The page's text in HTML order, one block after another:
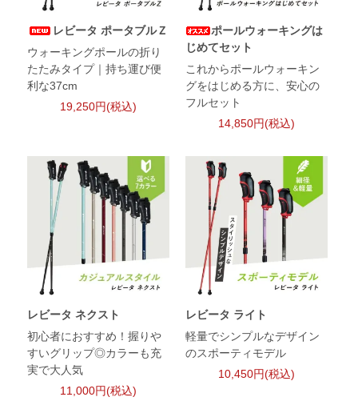
レビータ ポータブルＺ
ウォーキングポールの折り
たたみタイプ｜持ち運び便
利な37cm
19,250円(税込)
ポールウォーキングは
じめてセット
これからポールウォーキン
グをはじめる方に、安心の
フルセット
14,850円(税込)
レビータ ネクスト
初心者におすすめ！握りや
すいグリップ◎カラーも充
実で大人気
11,000円(税込)
レビータ ライト
軽量でシンプルなデザイン
のスポーティモデル
10,450円(税込)